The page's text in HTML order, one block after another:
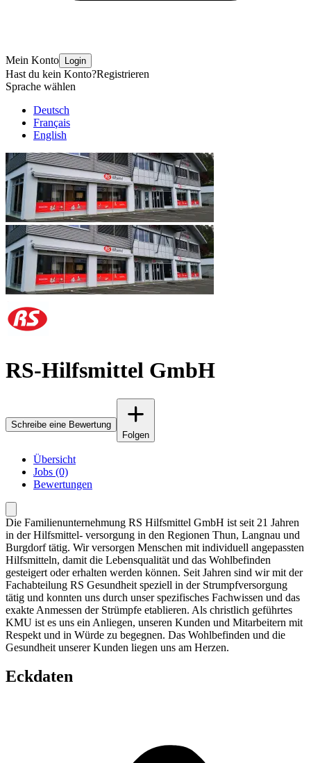
Mein Konto Login
Hast du kein Konto?Registrieren
Sprache wählen
Deutsch
Français
English
RS-Hilfsmittel GmbH
Schreibe eine Bewertung
Folgen
Übersicht
Jobs (0)
Bewertungen
Die Familienunternehmung RS Hilfsmittel GmbH ist seit 21 Jahren
in der Hilfsmittel- versorgung in den Regionen Thun, Langnau und
Burgdorf tätig. Wir versorgen Menschen mit individuell angepassten
Hilfsmitteln, damit die Lebensqualität und das Wohlbefinden
gesteigert oder erhalten werden können. Seit Jahren sind wir mit der
Fachabteilung RS Gesundheit speziell in der Strumpfversorgung
tätig und konnten uns durch unser spezifisches Fachwissen und das
exakte Anmessen der Strümpfe etablieren. Als christlich geführtes
KMU ist es uns ein Anliegen, unseren Kunden und Mitarbeitern mit
Respekt und in Würde zu begegnen. Das Wohlbefinden und die
Gesundheit unserer Kunden liegen uns am Herzen.
Eckdaten